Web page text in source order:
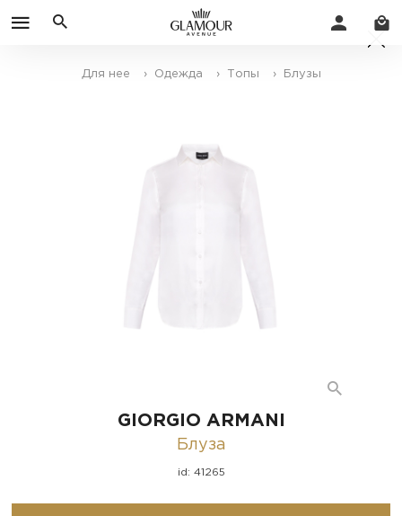
Для нее › Одежда › Топы › Блузы
GIORGIO ARMANI
Блуза
id: 41265